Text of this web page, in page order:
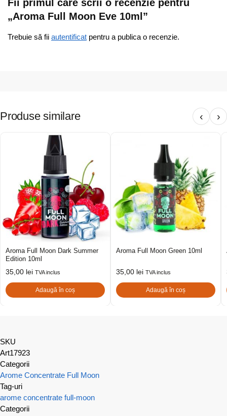
Fii primul care scrii o recenzie pentru
„Aroma Full Moon Eve 10ml”
Trebuie să fii autentificat pentru a publica o recenzie.
Produse similare ‹ ›
Aroma Full Moon Dark Summer
Edition 10ml
35,00 lei TVA inclus
Adaugă în coș
Aroma Full Moon Green 10ml
35,00 lei TVA inclus
Adaugă în coș
SKU
Art17923
Categorii
Arome Concentrate Full Moon
Tag-uri
arome concentrate full-moon
Categorii